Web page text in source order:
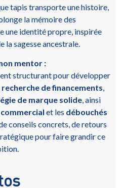
tapis transporte une histoire,
la mémoire des
une identité propre, inspirée
la sagesse ancestrale.
mentor :
structurant pour développer
recherche de financements,
de marque solide, ainsi
et les débouchés
conseils concrets, de retours
pour faire grandir ce